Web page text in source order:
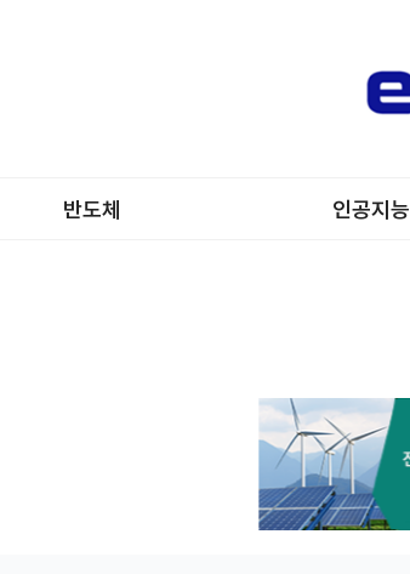
반도체 인공지능